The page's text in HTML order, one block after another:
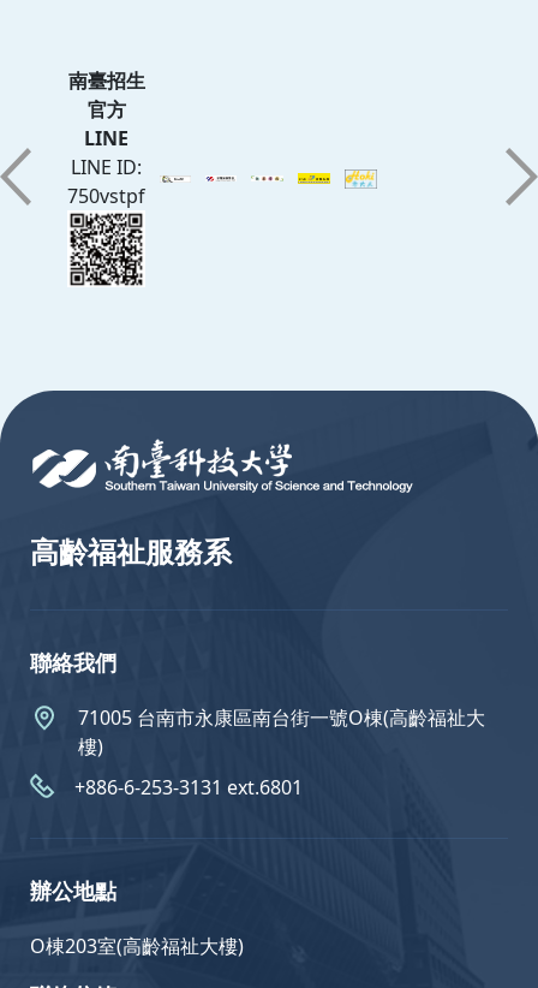
南臺招生
官方
LINE
LINE ID:
750vstpf
高齡福祉服務系
聯絡我們
71005 台南市永康區南台街一號O棟(高齡福祉大
樓)
+886-6-253-3131 ext.6801
辦公地點
O棟203室(高齡福祉大樓)